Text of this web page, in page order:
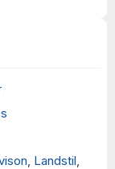
Landstil